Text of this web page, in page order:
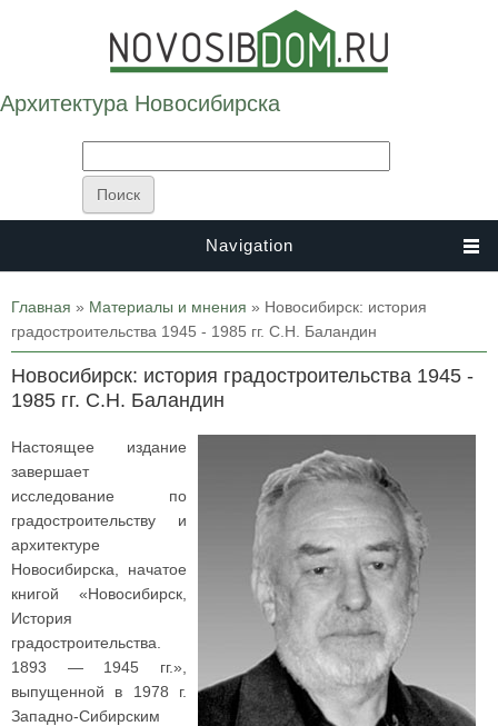
Архитектура Новосибирска
Navigation
Вы здесь
Главная » Материалы и мнения » Новосибирск: история
градостроительства 1945 - 1985 гг. С.Н. Баландин
Новосибирск: история градостроительства 1945 -
1985 гг. С.Н. Баландин
Настоящее издание
завершает
исследование по
градостроительству и
архитектуре
Новосибирска, начатое
книгой «Новосибирск,
История
градостроительства.
1893 — 1945 гг.»,
выпущенной в 1978 г.
Западно-Сибирским